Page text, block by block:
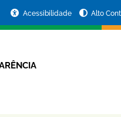
Acessibilidade Alto